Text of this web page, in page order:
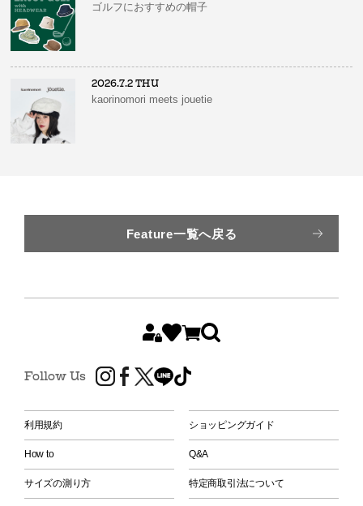
ゴルフにおすすめの帽子
2026.7.2 THU
kaorinomori meets jouetie
Feature一覧へ戻る
Follow Us
利用規約 ショッピングガイド
How to Q&A
サイズの測り方 特定商取引法について